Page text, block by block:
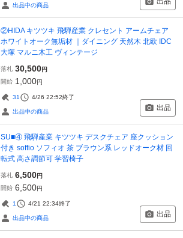
出品中の商品
②HIDA キツツキ 飛騨産業 クレセント アームチェア
ホワイトオーク無垢材 ｜ダイニング 天然木 北欧 IDC
大塚 マルニ木工 ヴィンテージ
落札 30,500円
開始 1,000円
31 4/26 22:52終了
出品中の商品 出品
SU■④ 飛騨産業 キツツキ デスクチェア 座クッション
付き soffio ソフィオ 茶 ブラウン系 レッドオーク材 回
転式 高さ調節可 学習椅子
落札 6,500円
開始 6,500円
1 4/21 22:34終了
出品中の商品 出品